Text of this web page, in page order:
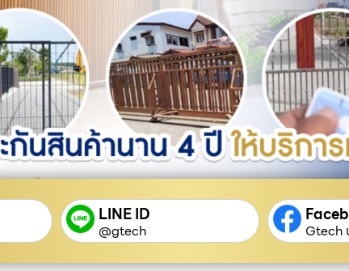
LINE ID
@gtech Gtech